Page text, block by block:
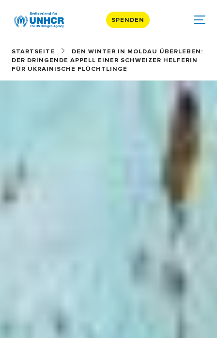
SPENDEN
STARTSEITE
DEN WINTER IN MOLDAU ÜBERLEBEN:
DER DRINGENDE APPELL EINER SCHWEIZER HELFERIN
FÜR UKRAINISCHE FLÜCHTLINGE